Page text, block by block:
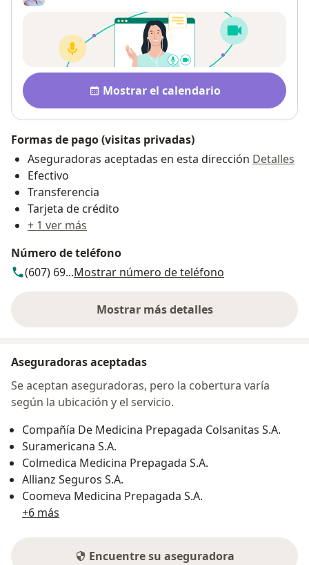
Disponibilidad
Mostrar el calendario
Formas de pago (visitas privadas)
Aseguradoras aceptadas en esta dirección Detalles
Efectivo
Transferencia
Tarjeta de crédito
+ 1 ver más
Número de teléfono
(607) 69...Mostrar número de teléfono
Mostrar más detalles
sobre la dirección
Aseguradoras aceptadas
Se aceptan aseguradoras, pero la cobertura varía
según la ubicación y el servicio.
Compañía De Medicina Prepagada Colsanitas S.A.
Suramericana S.A.
Colmedica Medicina Prepagada S.A.
Allianz Seguros S.A.
Coomeva Medicina Prepagada S.A.
+6 más
Encuentre su aseguradora